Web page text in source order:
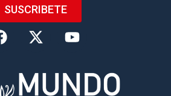
SUSCRIBETE